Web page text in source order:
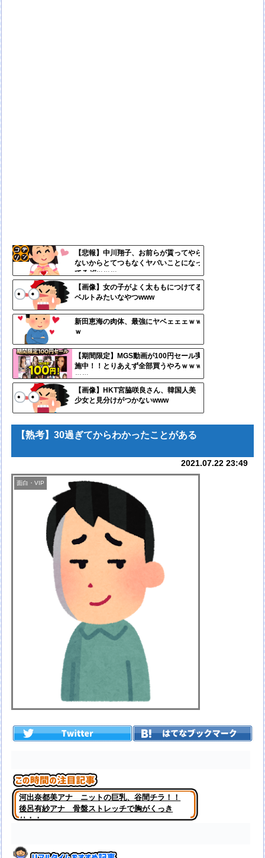
【悲報】中川翔子、お前らが貰ってやら
ないからとてつもなくヤバいことになっ
てるぞｗｗｗ
【画像】女の子がよく太ももにつけてる
ベルトみたいなやつwww
新田恵海の肉体、最強にヤベェェェｗｗ
ｗ
【期間限定】MGS動画が100円セール実
施中！！とりあえず全部買うやろｗｗｗ
ｗｗ
【画像】HKT宮脇咲良さん、韓国人美
少女と見分けがつかないwww
定リ
ンク
自動
更新
ツー
ル
【熟考】30過ぎてからわかったことがある
2021.07.22 23:49
面白・VIP
河出奈都美アナ ニットの巨乳、谷間チラ！！
後呂有紗アナ 骨盤ストレッチで胸がくっき
り！！